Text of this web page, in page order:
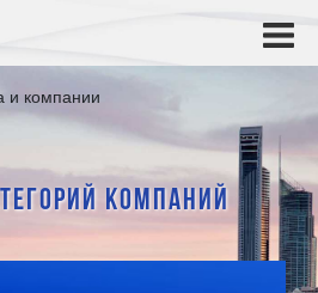
и компании
КОМПАНИЙ